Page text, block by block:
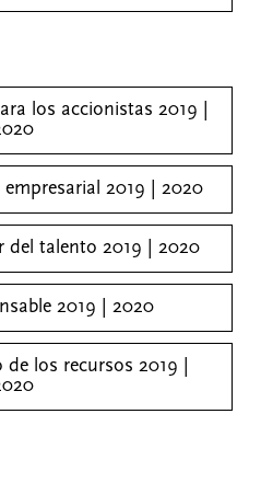
los accionistas 2019 |
2019 | 2020
del talento 2019 | 2020
2019 | 2020
los recursos 2019 |